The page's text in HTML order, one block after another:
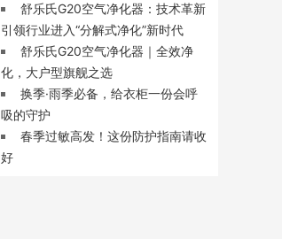
舒乐氏G20空气净化器：技术革新
引领行业进入“分解式净化”新时代
舒乐氏G20空气净化器｜全效净
化，大户型旗舰之选
换季·雨季必备，给衣柜一份会呼
吸的守护
春季过敏高发！这份防护指南请收
好